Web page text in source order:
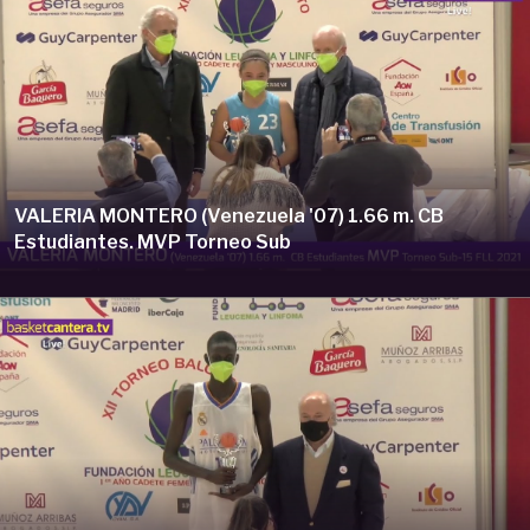
VALERIA MONTERO (Venezuela '07) 1.66 m. CB
Estudiantes. MVP Torneo Sub